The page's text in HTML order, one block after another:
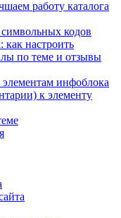
работу каталога
кодов
настроить
по теме и отзывы
инфоблока
к элементу